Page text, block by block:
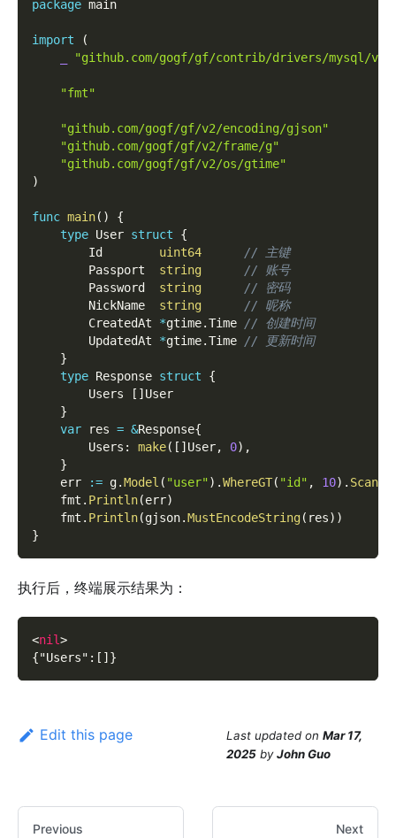
package main
import
(
"github.com/gogf/gf/contrib/drivers/mysql/v2"
"fmt"
"github.com/gogf/gf/v2/encoding/gjson"
"github.com/gogf/gf/v2/frame/g"
"github.com/gogf/gf/v2/os/gtime"
)
func main( )
{
type User struct
{
        Id
uint64
// 主键
        Passport
string
// 账号
        Password
string
// 密码
        NickName
string
// 昵称
        CreatedAt
*gtime.Time // 创建时间
        UpdatedAt
*gtime.Time // 更新时间
}
type Response struct
{
        Users
[ ] User
}
var res = &Response{
        Users
: make( [ ] User, 0) ,
}
    err
:= g.Model ( "user") .WhereGT( "id" , 10) . Scan
    fmt
. Println(err)
    fmt
. Println(gjson.MustEncodeString( res) )
}
执行后，终端展示结果为：
<nil>
{"Users":[]}
Edit this page Last updated on Mar 17,
2025 byJohn Guo
Previous Next